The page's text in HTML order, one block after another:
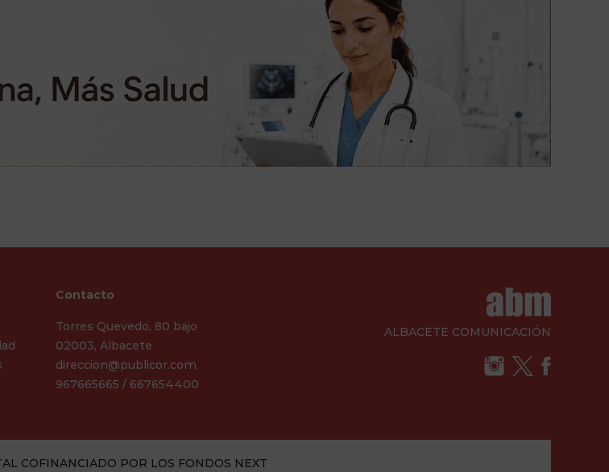
Contacto
Torres Quevedo, 80 bajo
02003, Albacete
direccion@publicor.com
967665665 / 667654400
ALBACETE COMUNICACIÓN
COFINANCIADO POR LOS FONDOS NEXT